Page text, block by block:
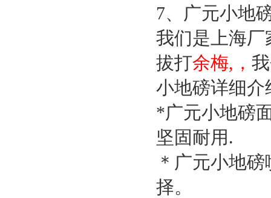
7、广元小地
我们是上海
拔打余梅,，
小地磅详细介
*广元小地磅
坚固耐用 .
＊广元小地
择。